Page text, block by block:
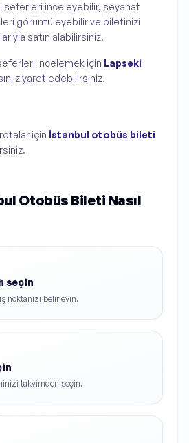
seferleri inceleyebilir, seyahat
görüntüleyebilir ve biletinizi
satın alabilirsiniz.
incelemek için Lapseki
ziyaret edebilirsiniz.
için İstanbul otobüs bileti
Otobüs Bileti Nasıl
seçin
noktanızı belirleyin.
takvimden seçin.